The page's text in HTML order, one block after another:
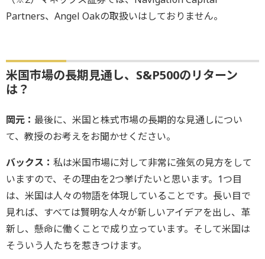
Partners、Angel Oakの取扱いはしておりません。
米国市場の長期見通し、S&P500のリターン
は？
岡元： 最後に、米国と株式市場の長期的な見通しについ
て、教授のお考えをお聞かせください。
バックス： 私は米国市場に対して非常に強気の見方をして
いますので、その理由を2つ挙げたいと思います。1つ目
は、米国は人々の物語を体現していることです。長い目で
見れば、すべては賢明な人々が新しいアイデアを出し、革
新し、懸命に働くことで成り立っています。そして米国は
そういう人たちを惹きつけます。